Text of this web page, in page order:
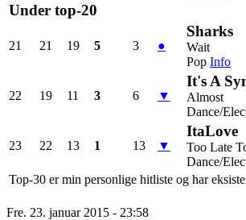
Under top-20
21 21 19 5 3 ●
Sharks
Wait
Pop Info
22 19 11 3 6 ▼
It's A
Almost
Dance/
23 22 13 1 13 ▼
ItaLove
Too Late
Dance/
Top-30 er min personlige hitliste og har
Fre. 23. januar 2015 - 23:58